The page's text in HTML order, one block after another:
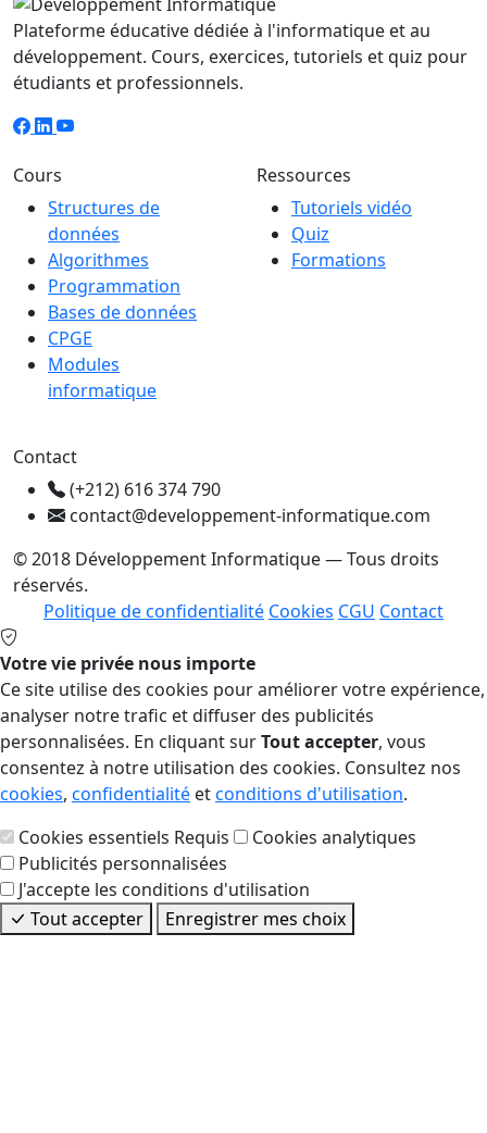
Plateforme éducative dédiée à l'informatique et au
développement. Cours, exercices, tutoriels et quiz pour
étudiants et professionnels.
Cours
Structures de
données
Algorithmes
Programmation
Bases de données
CPGE
Modules
informatique
Ressources
Tutoriels vidéo
Quiz
Formations
Contact
(+212) 616 374 790
contact@developpement-informatique.com
© 2018 Développement Informatique — Tous droits
réservés.
Politique de confidentialité Cookies CGU Contact
Votre vie privée nous importe
Ce site utilise des cookies pour améliorer votre expérience,
analyser notre trafic et diffuser des publicités
personnalisées. En cliquant surTout accepter, vous
consentez à notre utilisation des cookies. Consultez nos
cookies, confidentialité etconditions d'utilisation.
Cookies essentiels Requis
Cookies analytiques
Publicités personnalisées
J'accepte les conditions d'utilisation
Tout accepter
Enregistrer mes choix